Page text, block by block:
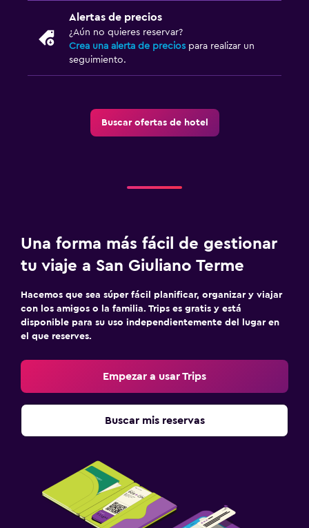
Alertas de precios
¿Aún no quieres reservar?
Crea una alerta de precios para realizar un
seguimiento.
Buscar ofertas de hotel
Una forma más fácil de gestionar
tu viaje a San Giuliano Terme
Hacemos que sea súper fácil planificar, organizar y viajar
con los amigos o la familia. Trips es gratis y está
disponible para su uso independientemente del lugar en
el que reserves.
Empezar a usar Trips
Buscar mis reservas